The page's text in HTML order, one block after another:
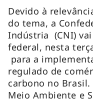
Devido à
do tema, a
Indústria (CNI)
federal, nesta
para a
regulado de
carbono no
Meio Ambiente e